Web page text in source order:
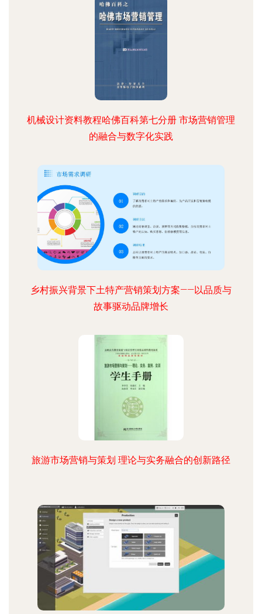
机械设计资料教程哈佛百科第七分册 市场营销管理
的融合与数字化实践
乡村振兴背景下土特产营销策划方案——以品质与
故事驱动品牌增长
旅游市场营销与策划 理论与实务融合的创新路径